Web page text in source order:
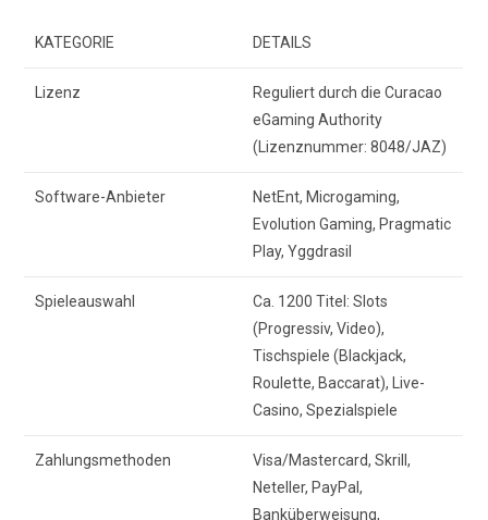
KATEGORIE DETAILS
Lizenz
Reguliert durch die Curacao
eGaming Authority
(Lizenznummer: 8048/JAZ)
Software-Anbieter
NetEnt, Microgaming,
Evolution Gaming, Pragmatic
Play, Yggdrasil
Spieleauswahl
Ca. 1200 Titel: Slots
(Progressiv, Video),
Tischspiele (Blackjack,
Roulette, Baccarat), Live-
Casino, Spezialspiele
Zahlungsmethoden
Visa/Mastercard, Skrill,
Neteller, PayPal,
Banküberweisung,